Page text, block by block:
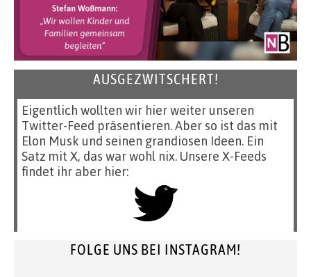
AUSGEZWITSCHERT!
Eigentlich wollten wir hier weiter unseren
Twitter-Feed präsentieren. Aber so ist das mit
Elon Musk und seinen grandiosen Ideen. Ein
Satz mit X, das war wohl nix. Unsere X-Feeds
findet ihr aber hier:
FOLGE UNS BEI INSTAGRAM!